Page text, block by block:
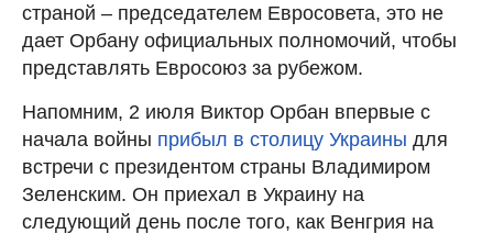
страной – председателем Евросовета, это не
дает Орбану официальных полномочий, чтобы
представлять Евросоюз за рубежом.
Напомним, 2 июля Виктор Орбан впервые с
начала войны прибыл в столицу Украины для
встречи с президентом страны Владимиром
Зеленским. Он приехал в Украину на
следующий день после того, как Венгрия на